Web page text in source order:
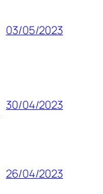
03/05/2023
30/04/2023
26/04/2023